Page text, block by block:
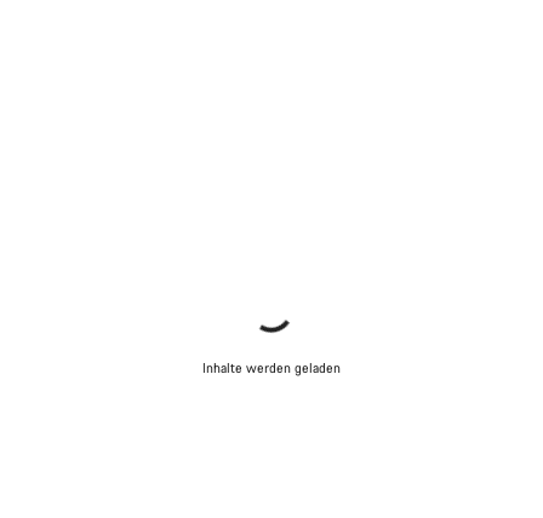
Inhalte werden geladen